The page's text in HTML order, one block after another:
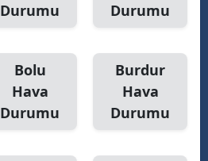
Durumu
Durumu
Bolu
Hava
Durumu
Burdur
Hava
Durumu